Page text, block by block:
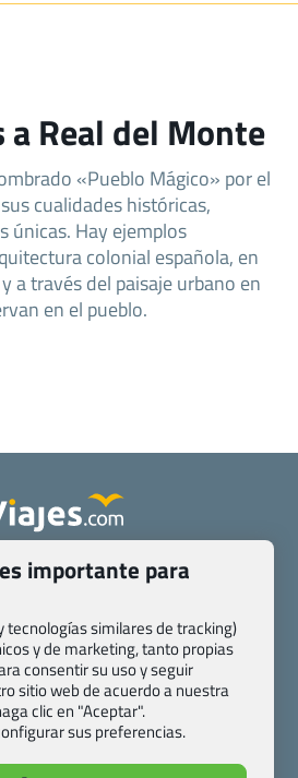
a Real del Monte
«Pueblo Mágico» por el
cualidades históricas,
únicas. Hay ejemplos
colonial española, en
a través del paisaje urbano en
en el pueblo.
somos
Contacto
y otras disposiciones específicas
Registro de agencias
Condiciones generales
y cookies
Transparencia
las páginas – sitemap
Viajes.com
Express S.L.U.
importante para
tecnologías similares de tracking)
y de marketing, tanto propias
consentir su uso y seguir
sitio web de acuerdo a nuestra
clic en "Aceptar".
sus preferencias.